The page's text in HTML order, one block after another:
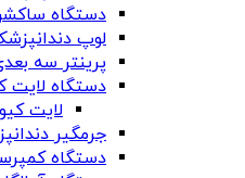
دستگاه
لوپ
پرینتر سه
دستگاه لایت
لایت
جرمگیر
دستگاه